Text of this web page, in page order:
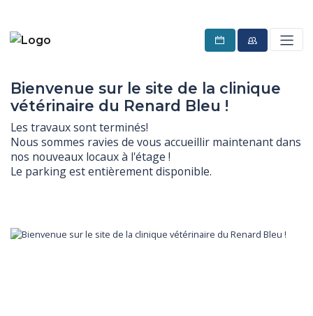
Bienvenue sur le site de la clinique
vétérinaire du Renard Bleu !
Les travaux sont terminés!
Nous sommes ravies de vous accueillir maintenant dans
nos nouveaux locaux à l'étage !
Le parking est entièrement disponible.